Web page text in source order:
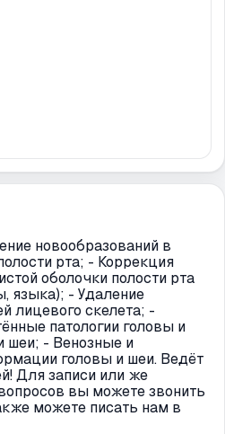
новообразований в
рта; - Коррекция
оболочки полости рта
языка); - Удаление
лицевого скелета; -
патологии головы и
шеи; - Венозные и
головы и шеи. Ведёт
Для записи или же
вы можете звонить
можете писать нам в